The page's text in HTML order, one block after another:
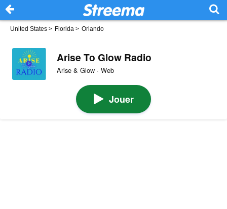
United States > Florida > Orlando
Arise To Glow Radio
Arise & Glow · Web
Jouer